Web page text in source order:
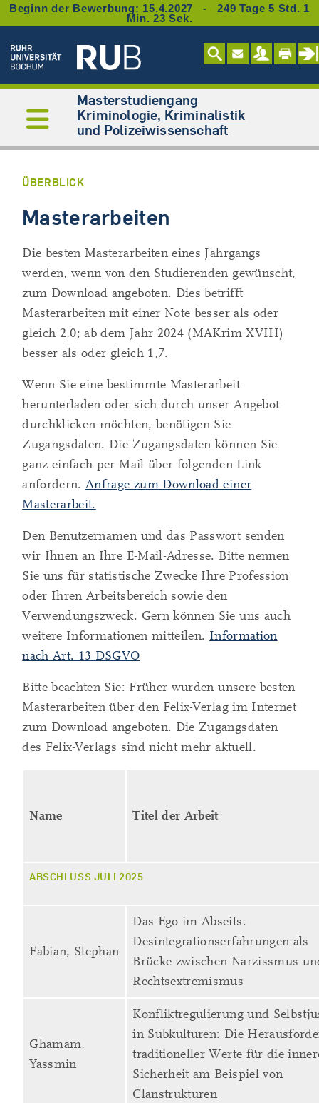
Beginn der Bewerbung: 15.4.2027 - 249 Tage 5 Std. 1
Min. 22 Sek.
Masterstudiengang
Kriminologie, Kriminalistik
und Polizeiwissenschaft
ÜBERBLICK
Masterarbeiten
Die besten Masterarbeiten eines Jahrgangs
werden, wenn von den Studierenden gewünscht,
zum Download angeboten. Dies betrifft
Masterarbeiten mit einer Note besser als oder
gleich 2,0; ab dem Jahr 2024 (MAKrim XVIII)
besser als oder gleich 1,7.
Wenn Sie eine bestimmte Masterarbeit
herunterladen oder sich durch unser Angebot
durchklicken möchten, benötigen Sie
Zugangsdaten. Die Zugangsdaten können Sie
ganz einfach per Mail über folgenden Link
anfordern:Anfrage zum Download einer
Masterarbeit.
Den Benutzernamen und das Passwort senden
wir Ihnen an Ihre E-Mail-Adresse. Bitte nennen
Sie uns für statistische Zwecke Ihre Profession
oder Ihren Arbeitsbereich sowie den
Verwendungszweck. Gern können Sie uns auch
weitere Informationen mitteilen. Information
nach Art. 13 DSGVO
Bitte beachten Sie: Früher wurden unsere besten
Masterarbeiten über den Felix-Verlag im Internet
zum Download angeboten. Die Zugangsdaten
des Felix-Verlags sind nicht mehr aktuell.
Name Titel der Arbeit
ABSCHLUSS JULI 2025
Fabian, Stephan
Das Ego im Abseits:
Desintegrationserfahrungen als
Brücke zwischen Narzissmus
Rechtsextremismus
Ghamam,
Yassmin
Konfliktregulierung und
in Subkulturen: Die
traditioneller Werte für die
Sicherheit am Beispiel von
Clanstrukturen